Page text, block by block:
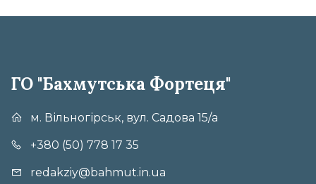
ГО "Бахмутська Фортеця"
м. Вільногірськ, вул. Садова 15/а
+380 (50) 778 17 35
redakziy@bahmut.in.ua